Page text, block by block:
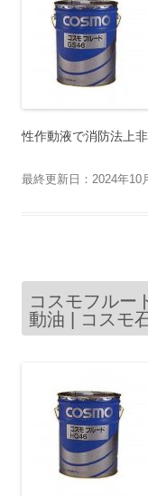
性作動液で消防法上
最終更新日：2024年10
コスモフルー
動油 | コスモ